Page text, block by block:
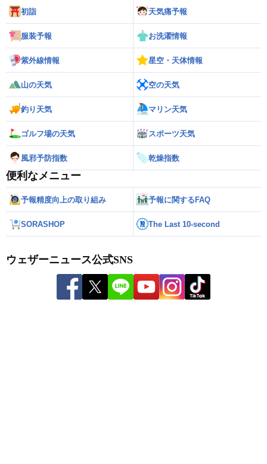
初詣 天気痛予報
服装予報 お洗濯情報
紫外線情報 星空・天体情報
山の天気 空の天気
釣り天気 マリン天気
ゴルフ場の天気 スポーツ天気
風邪予防指数 乾燥指数
便利なメニュー
予報精度向上の取り組み 予報に関するFAQ
SORASHOP The Last 10-second
ウェザーニュース公式SNS